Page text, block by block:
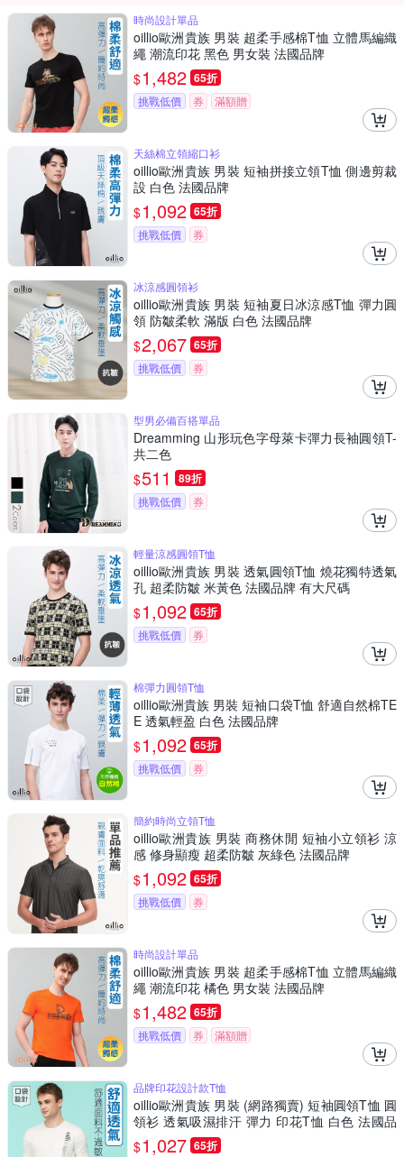
時尚設計單品
oillio歐洲貴族 男裝 超柔手感棉T恤 立體馬編織
繩 潮流印花 黑色 男女裝 法國品牌
$1,482 65折
挑戰低價 券 滿額贈
天絲棉立領縮口衫
oillio歐洲貴族 男裝 短袖拼接立領T恤 側邊剪裁
設 白色 法國品牌
$1,092 65折
挑戰低價 券
冰涼感圓領衫
oillio歐洲貴族 男裝 短袖夏日冰涼感T恤 彈力圓
領 防皺柔軟 滿版 白色 法國品牌
$2,067 65折
挑戰低價 券
型男必備百搭單品
Dreamming 山形玩色字母萊卡彈力長袖圓領T-
共二色
$511 89折
挑戰低價 券
輕量涼感圓領T恤
oillio歐洲貴族 男裝 透氣圓領T恤 燒花獨特透氣
孔 超柔防皺 米黃色 法國品牌 有大尺碼
$1,092 65折
挑戰低價 券
棉彈力圓領T恤
oillio歐洲貴族 男裝 短袖口袋T恤 舒適自然棉TE
E 透氣輕盈 白色 法國品牌
$1,092 65折
挑戰低價 券
簡約時尚立領T恤
oillio歐洲貴族 男裝 商務休閒 短袖小立領衫 涼
感 修身顯瘦 超柔防皺 灰綠色 法國品牌
$1,092 65折
挑戰低價 券
時尚設計單品
oillio歐洲貴族 男裝 超柔手感棉T恤 立體馬編織
繩 潮流印花 橘色 男女裝 法國品牌
$1,482 65折
挑戰低價 券 滿額贈
品牌印花設計款T恤
oillio歐洲貴族 男裝 (網路獨賣) 短袖圓領T恤 圓
領衫 透氣吸濕排汗 彈力 印花T恤 白色 法國品
牌
$1,027 65折